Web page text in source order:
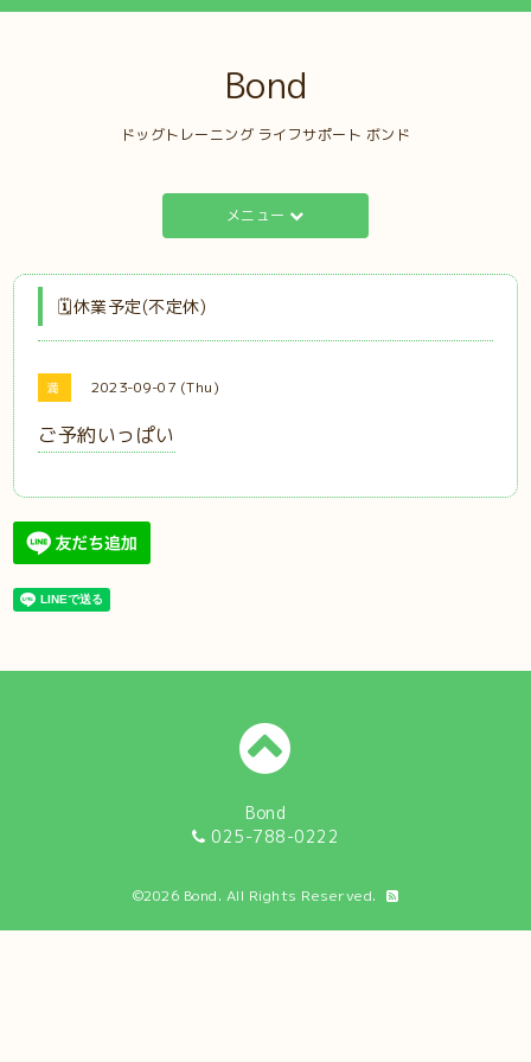
Bond
ドッグトレーニング ライフサポート ボンド
メニュー
🗓️休業予定(不定休)
満 2023-09-07 (Thu)
ご予約いっぱい
Bond
025-788-0222
©2026 Bond. All Rights Reserved.